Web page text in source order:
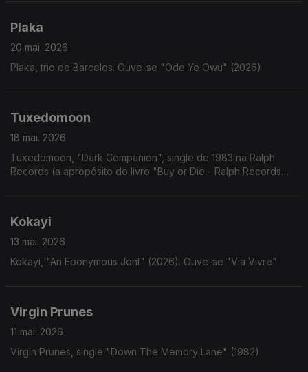
Plaka
20 mai. 2026
Plaka, trio de Barcelos. Ouve-se "Ode Ye Owu" (2026)
Tuxedomoon
18 mai. 2026
Tuxedomoon, "Dark Companion", single de 1983 na Ralph
Records (a apropósito do livro "Buy or Die - Ralph Records
Kokayi
13 mai. 2026
Kokayi, "An Eponymous Jont" (2026). Ouve-se "Via Vivre"
Virgin Prunes
11 mai. 2026
Virgin Prunes, single "Down The Memory Lane" (1982)